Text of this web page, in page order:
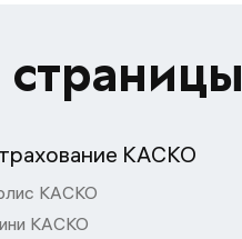
КАСКО
КАСКО
КАСКО